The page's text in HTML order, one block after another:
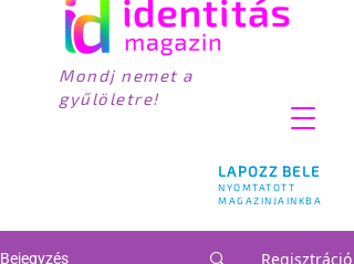
LAPOZZ BELE
NYOMTATOTT
MAGAZINJAINKBA
Mondj nemet a
gyűlöletre!
Bejegyzés Regisztráció